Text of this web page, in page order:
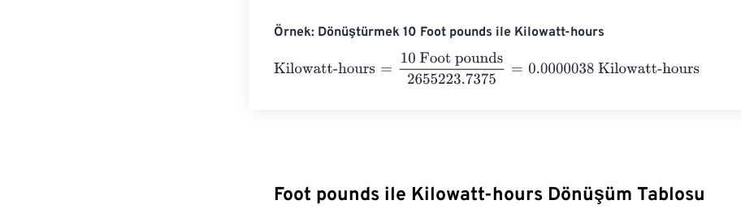
Örnek: Dönüştürmek 10 Foot pounds ile Kilowatt-hours
Kilowatt-hours
10 Foot pounds2655223.7375=0.0000038 Kilowatt-hours
Foot pounds ile Kilowatt-hours Dönüşüm Tablosu